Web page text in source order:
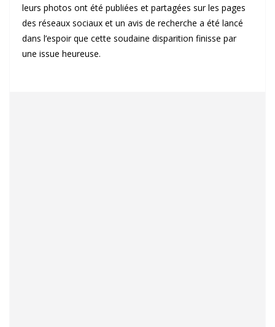
leurs photos ont été publiées et partagées sur les pages
des réseaux sociaux et un avis de recherche a été lancé
dans l’espoir que cette soudaine disparition finisse par
une issue heureuse.